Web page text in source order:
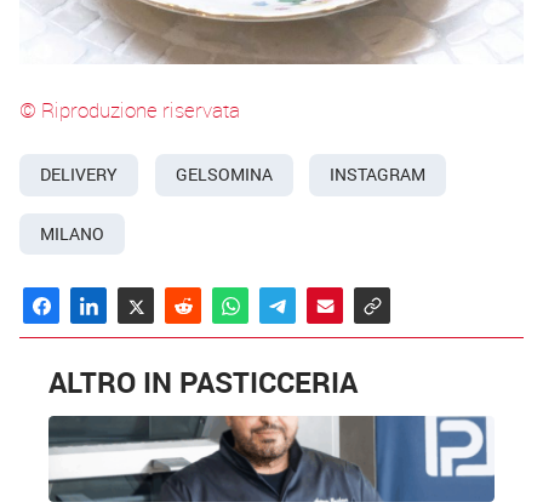
© Riproduzione riservata
DELIVERY GELSOMINA INSTAGRAM
MILANO
ALTRO IN PASTICCERIA